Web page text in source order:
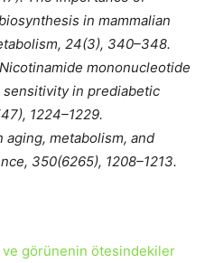
in mammalian
24(3), 340–348.
mononucleotide
in prediabetic
1224–1229.
aging, metabolism, and
350(6265), 1208–1213.
görünenin ötesindekiler